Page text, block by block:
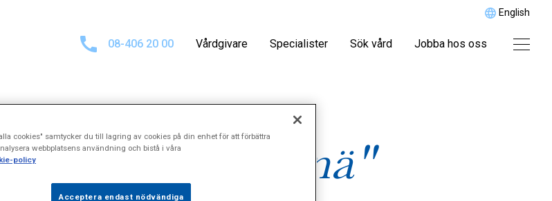
English
08-406 20 00 Vårdgivare Specialister Sök vård Jobba hos oss
för"Hopparknä"
cookies" samtycker du till lagring av cookies på din enhet för att förbättra
webbplatsens användning och bistå i våra
policy
Acceptera endast nödvändiga